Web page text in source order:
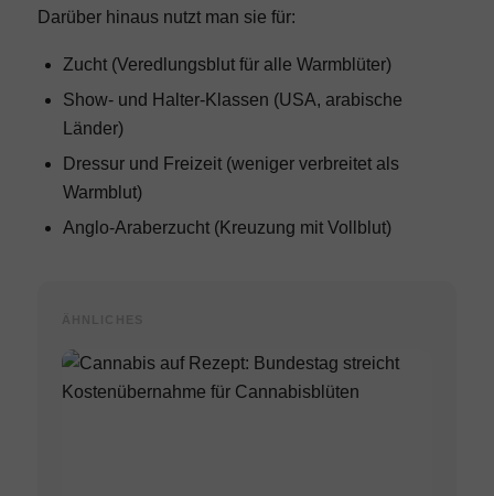
Darüber hinaus nutzt man sie für:
Zucht (Veredlungsblut für alle Warmblüter)
Show- und Halter-Klassen (USA, arabische
Länder)
Dressur und Freizeit (weniger verbreitet als
Warmblut)
Anglo-Araberzucht (Kreuzung mit Vollblut)